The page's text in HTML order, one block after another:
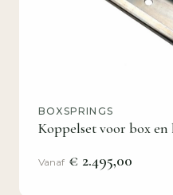
BOXSPRINGS
Koppelset voor box
Vanaf € 2.495,00